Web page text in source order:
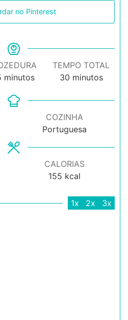
no Pinterest
minutos
minutos
TEMPO TOTAL
30minutos
minutos
COZINHA
Portuguesa
CALORIAS
155 kcal
1x 2x
3x